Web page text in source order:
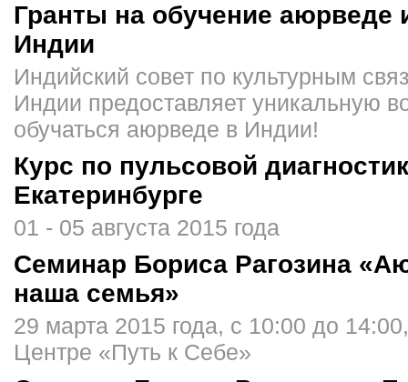
Гранты на обучение аюрведе
Индии
Индийский совет по культурным
Индии предоставляет уникальную
обучаться аюрведе в Индии!
Курс по пульсовой
Екатеринбурге
01 - 05 августа 2015 года
Семинар Бориса Рагозина
наша семья»
29 марта 2015 года, с 10:00 до
Центре «Путь к Себе»